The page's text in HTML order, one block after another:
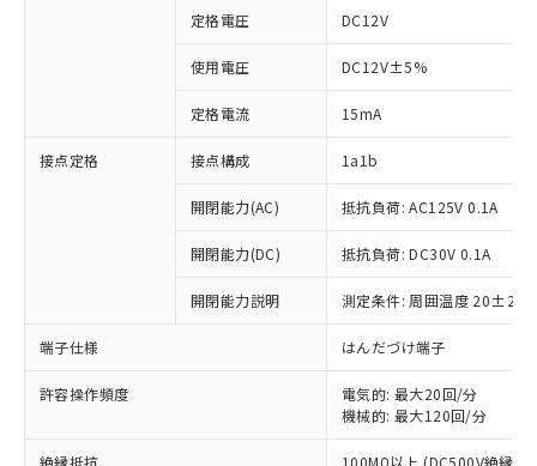
定格電圧 DC12V
使用電圧 DC12V±5%
定格電流 15mA
接点定格 接点構成 1a1b
開閉能力(AC) 抵抗負荷: AC125V 0.1A
開閉能力(DC) 抵抗負荷: DC30V 0.1A
開閉能力説明 測定条件: 周囲温度 20±2℃
端子仕様 はんだづけ端子
許容操作頻度
電気的: 最大20回/分
機械的: 最大120回/分
絶縁抵抗 100MΩ以上 (DC500V絶縁抵
対応済み：EU RoHS指令（10物質）の
非含有に対応した製品が提供可能な商品で
対応予定：EU RoHS指令（10物質）の非含